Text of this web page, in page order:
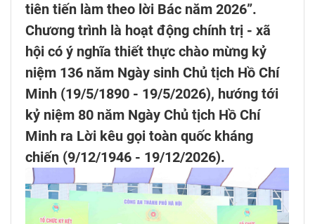
tiên tiến làm theo lời Bác năm 2026”.
Chương trình là hoạt động chính trị - xã
hội có ý nghĩa thiết thực chào mừng kỷ
niệm 136 năm Ngày sinh Chủ tịch Hồ Chí
Minh (19/5/1890 - 19/5/2026), hướng tới
kỷ niệm 80 năm Ngày Chủ tịch Hồ Chí
Minh ra Lời kêu gọi toàn quốc kháng
chiến (9/12/1946 - 19/12/2026).